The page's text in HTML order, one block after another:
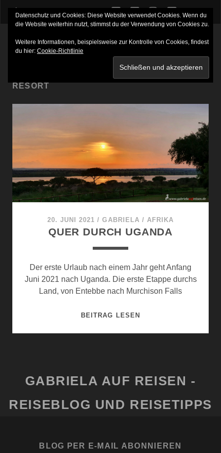
twitterfacebookinstagram
youtube
LAKE VICTORIA SERENA
RESORT
20. JUNI 2021 /GABRIELA / AFRIKA
QUER DURCH UGANDA
Der erste Urlaub nach einem Jahr geht Anfang
Juni 2021 nach Uganda. Die erste Etappe durchs
Land, von Entebbe nach Murchison Falls
BEITRAG LESENQUER
GABRIELA AUF REISEN -
REISEBLOG UND REISETIPPS
BLOG PER E-MAIL ABONNIEREN
Datenschutz und Cookies: Diese Website verwendet Cookies. Wenn du
die Website weiterhin nutzt, stimmst du der Verwendung von Cookies zu.
Weitere Informationen, beispielsweise zur Kontrolle von Cookies, findest
du hier: Cookie-Richtlinie